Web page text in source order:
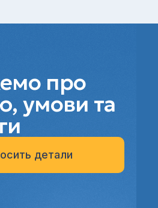
про
умови та
детали